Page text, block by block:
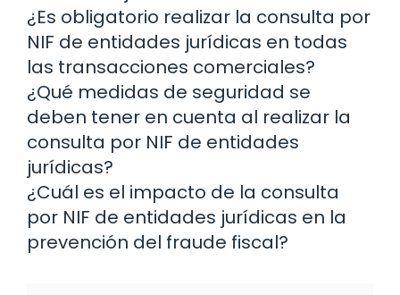
¿Es obligatorio realizar la consulta por
NIF de entidades jurídicas en todas
las transacciones comerciales?
¿Qué medidas de seguridad se
deben tener en cuenta al realizar la
consulta por NIF de entidades
jurídicas?
¿Cuál es el impacto de la consulta
por NIF de entidades jurídicas en la
prevención del fraude fiscal?